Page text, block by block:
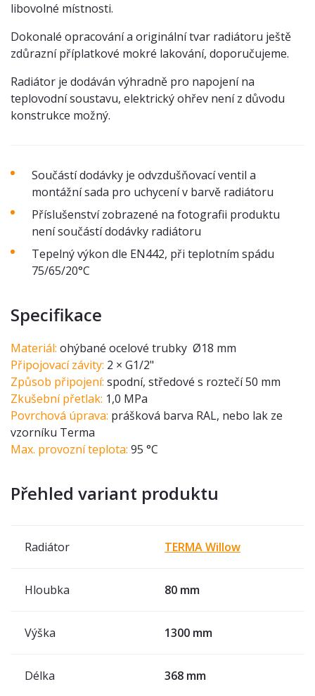
libovolné místnosti.
Dokonalé opracování a originální tvar radiátoru ještě
zdůrazní příplatkové mokré lakování, doporučujeme.
Radiátor je dodáván výhradně pro napojení na
teplovodní soustavu, elektrický ohřev není z důvodu
konstrukce možný.
Součástí dodávky je odvzdušňovací ventil a
montážní sada pro uchycení v barvě radiátoru
Příslušenství zobrazené na fotografii produktu
není součástí dodávky radiátoru
Tepelný výkon dle EN442, při teplotním spádu
75/65/20°C
Specifikace
Materiál: ohýbané ocelové trubky Ø18 mm
Připojovací závity: 2 × G1/2"
Způsob připojení: spodní, středové s roztečí 50 mm
Zkušební přetlak: 1,0 MPa
Povrchová úprava: prášková barva RAL, nebo lak ze
vzorníku Terma
Max. provozní teplota: 95 °C
Přehled variant produktu
Radiátor TERMA Willow
Hloubka 80 mm
Výška 1300 mm
Délka 368 mm